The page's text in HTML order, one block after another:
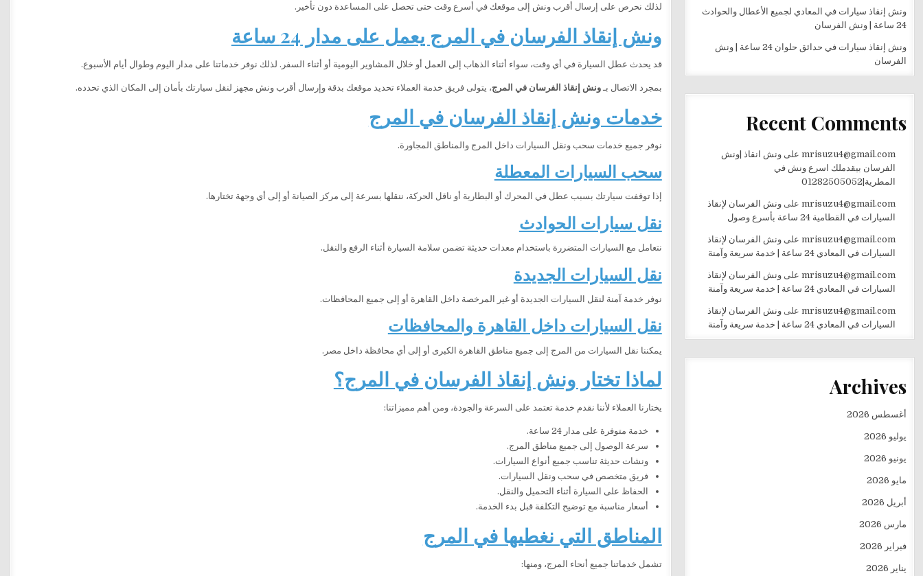
لذلك نحرص على إرسال أقرب ونش إلى موقعك في أسرع وقت حتى تحصل على المساعدة دون تأخير.
ونش إنقاذ الفرسان في المرج يعمل على مدار 24 ساعة
قد يحدث عطل السيارة في أي وقت، سواء أثناء الذهاب إلى العمل أو خلال المشاوير اليومية أو أثناء السفر. لذلك نوفر خدماتنا على مدار اليوم وطوال أيام الأسبوع.
بمجرد الاتصال بـونش إنقاذ الفرسان في المرج، يتولى فريق خدمة العملاء تحديد موقعك بدقة وإرسال أقرب ونش مجهز لنقل سيارتك بأمان إلى المكان الذي تحدده.
خدمات ونش إنقاذ الفرسان في المرج
نوفر جميع خدمات سحب ونقل السيارات داخل المرج والمناطق المجاورة.
سحب السيارات المعطلة
إذا توقفت سيارتك بسبب عطل في المحرك أو البطارية أو ناقل الحركة، ننقلها بسرعة إلى مركز الصيانة أو إلى أي وجهة تختارها.
نقل سيارات الحوادث
نتعامل مع السيارات المتضررة باستخدام معدات حديثة تضمن سلامة السيارة أثناء الرفع والنقل.
نقل السيارات الجديدة
نوفر خدمة آمنة لنقل السيارات الجديدة أو غير المرخصة داخل القاهرة أو إلى جميع المحافظات.
نقل السيارات داخل القاهرة والمحافظات
يمكننا نقل السيارات من المرج إلى جميع مناطق القاهرة الكبرى أو إلى أي محافظة داخل مصر.
لماذا تختار ونش إنقاذ الفرسان في المرج؟
يختارنا العملاء لأننا نقدم خدمة تعتمد على السرعة والجودة، ومن أهم مميزاتنا:
خدمة متوفرة على مدار 24 ساعة.
سرعة الوصول إلى جميع مناطق المرج.
ونشات حديثة تناسب جميع أنواع السيارات.
فريق متخصص في سحب ونقل السيارات.
الحفاظ على السيارة أثناء التحميل والنقل.
أسعار مناسبة مع توضيح التكلفة قبل بدء الخدمة.
المناطق التي نغطيها في المرج
تشمل خدماتنا جميع أنحاء المرج، ومنها:
ونش إنقاذ سيارات في المعادي لجميع الأعطال والحوادث
24 ساعة | ونش الفرسان
ونش إنقاذ سيارات في حدائق حلوان 24 ساعة | ونش
الفرسان
Recent Comments
mrisuzu4@gmail.comعلى ونش انقاذ |ونش
الفرسان بيقدملك اسرع ونش في
المطرية|01282505052
mrisuzu4@gmail.comعلى ونش الفرسان لإنقاذ
السيارات في القطامية 24 ساعة بأسرع وصول
mrisuzu4@gmail.comعلى ونش الفرسان لإنقاذ
السيارات في المعادي 24 ساعة | خدمة سريعة وآمنة
mrisuzu4@gmail.comعلى ونش الفرسان لإنقاذ
السيارات في المعادي 24 ساعة | خدمة سريعة وآمنة
mrisuzu4@gmail.comعلى ونش الفرسان لإنقاذ
السيارات في المعادي 24 ساعة | خدمة سريعة وآمنة
Archives
أغسطس 2026
يوليو 2026
يونيو 2026
مايو 2026
أبريل 2026
مارس 2026
فبراير 2026
يناير 2026